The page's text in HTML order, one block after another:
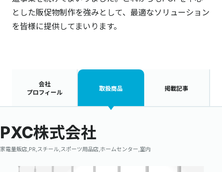
とした販促物制作を強みとして、最適なソリューション
を皆様に提供してまいります。
会社
プロフィール
取扱商品 掲載記事
PXC株式会社
家電量販店,PR,スチール,スポーツ用品店,ホームセンター,室内